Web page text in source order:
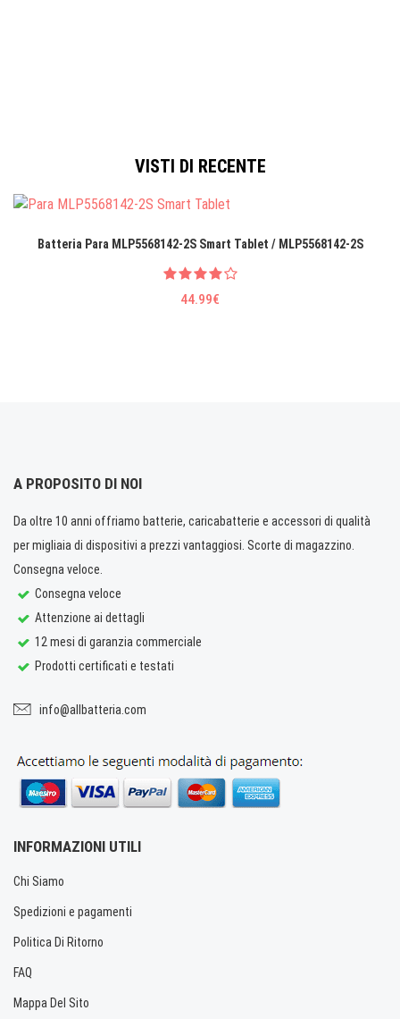
VISTI DI RECENTE
Batteria Para MLP5568142-2S Smart Tablet / MLP5568142-2S
44.99€
A PROPOSITO DI NOI
Da oltre 10 anni offriamo batterie, caricabatterie e accessori di qualità
per migliaia di dispositivi a prezzi vantaggiosi. Scorte di magazzino.
Consegna veloce.
Consegna veloce
Attenzione ai dettagli
12 mesi di garanzia commerciale
Prodotti certificati e testati
info@allbatteria.com
INFORMAZIONI UTILI
Chi Siamo
Spedizioni e pagamenti
Politica Di Ritorno
FAQ
Mappa Del Sito